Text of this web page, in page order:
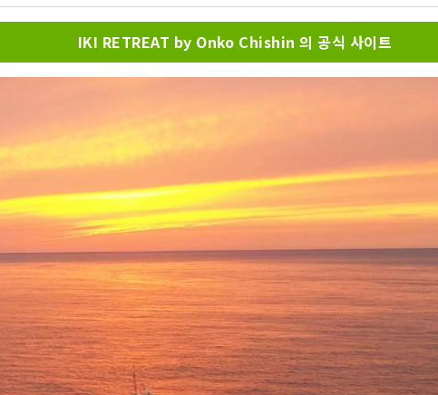
IKI RETREAT by Onko Chishin 의 공식 사이트